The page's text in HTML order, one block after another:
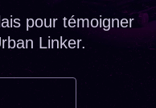
pour témoigner
Linker.